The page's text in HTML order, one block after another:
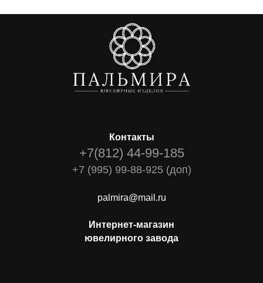
Контакты
+7(812) 44-99-185
+7 (995) 99-88-925 (доп)
palmira@mail.ru
Интернет-магазин
ювелирного завода